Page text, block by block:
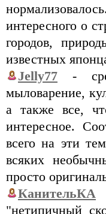
интересного о
городов,
известных
Jelly77 -
мыловарение,
а также все,
интересное.
всего на эти
всяких
просто
КанительКА
"нетипичный